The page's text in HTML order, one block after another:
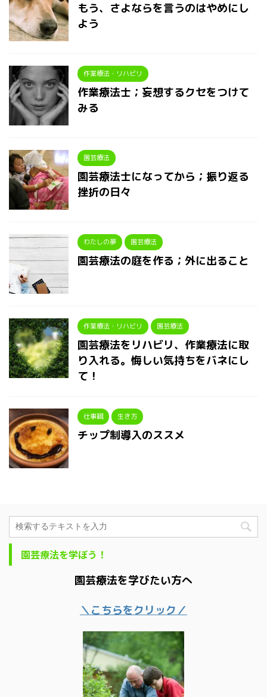
もう、さよならを言うのはやめにし
よう
作業療法・リハビリ
作業療法士；妄想するクセをつけて
みる
園芸療法
園芸療法士になってから；振り返る
挫折の日々
わたしの夢 園芸療法
園芸療法の庭を作る；外に出ること
作業療法・リハビリ 園芸療法
園芸療法をリハビリ、作業療法に取
り入れる。悔しい気持ちをバネにし
て！
仕事観 生き方
チップ制導入のススメ
園芸療法を学ぼう！
園芸療法を学びたい方へ
＼こちらをクリック／